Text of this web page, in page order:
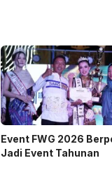
Event FWG 2026
Jadi Event Tahunan